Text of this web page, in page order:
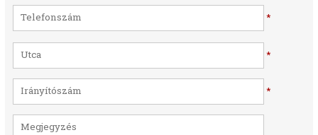
*
*
*